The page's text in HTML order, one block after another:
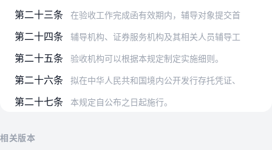
第二十三条 在验收工作完成函有效期内，辅导对象提交首
第二十四条 辅导机构、证券服务机构及其相关人员辅导工
第二十五条 验收机构可以根据本规定制定实施细则。
第二十六条 拟在中华人民共和国境内公开发行存托凭证、
第二十七条 本规定自公布之日起施行。
相关版本